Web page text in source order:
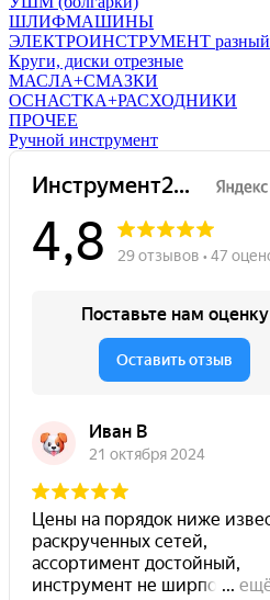
ШЛИФМАШИНЫ
ЭЛЕКТРОИНСТРУМЕНТ разный
Круги, диски отрезные
МАСЛА+СМАЗКИ
ОСНАСТКА+РАСХОДНИКИ
ПРОЧЕЕ
Ручной инструмент